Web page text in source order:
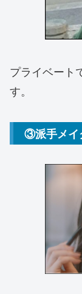
プライベート
す。
③派手メイ